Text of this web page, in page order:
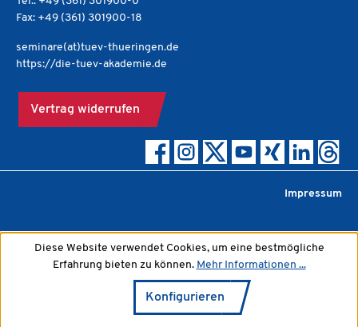
Fax: +49 (361) 301900-18
seminare(at)tuev-thueringen.de
https://die-tuev-akademie.de
Vertrag widerrufen
Impressum
Diese Website verwendet Cookies, um eine bestmögliche
Erfahrung bieten zu können. Mehr Informationen ...
Konfigurieren